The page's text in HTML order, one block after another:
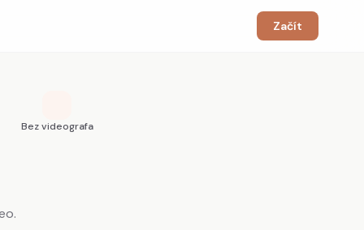
Začít
Bez videografa